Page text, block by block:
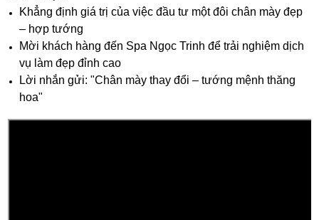
Khẳng định giá trị của việc đầu tư một đôi chân mày đẹp
– hợp tướng
Mời khách hàng đến Spa Ngọc Trinh để trải nghiệm dịch
vụ làm đẹp đỉnh cao
Lời nhắn gửi: "Chân mày thay đổi – tướng mệnh thăng
hoa"